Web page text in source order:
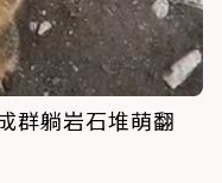
群躺岩石堆萌翻